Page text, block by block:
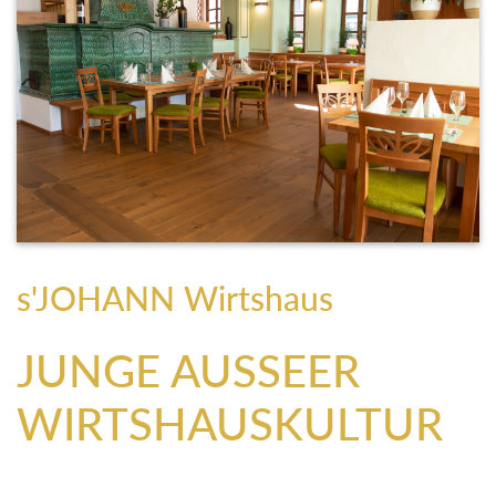
s'JOHANN Wirtshaus
JUNGE AUSSEER
WIRTSHAUSKULTUR